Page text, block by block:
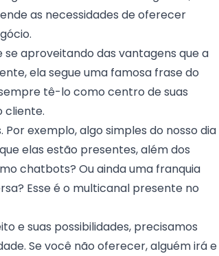
as necessidades de oferecer
aproveitando das vantagens que a
ela segue uma famosa frase do
tê-lo como centro de suas
cliente.
exemplo, algo simples do nosso dia
elas estão presentes, além dos
chatbots? Ou ainda uma franquia
Esse é o multicanal presente no
e suas possibilidades, precisamos
Se você não oferecer, alguém irá e